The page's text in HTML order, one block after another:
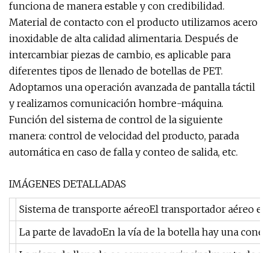
funciona de manera estable y con credibilidad.
Material de contacto con el producto utilizamos acero
inoxidable de alta calidad alimentaria. Después de
intercambiar piezas de cambio, es aplicable para
diferentes tipos de llenado de botellas de PET.
Adoptamos una operación avanzada de pantalla táctil
y realizamos comunicación hombre-máquina.
Función del sistema de control de la siguiente
manera: control de velocidad del producto, parada
automática en caso de falla y conteo de salida, etc.
IMÁGENES DETALLADAS
Sistema de transporte aéreoEl transportador aéreo
La parte de lavadoEn la vía de la botella hay una